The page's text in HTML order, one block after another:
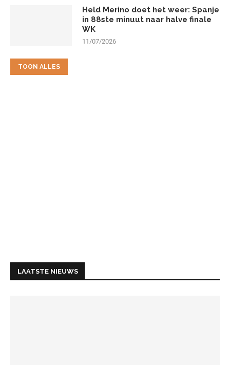
Held Merino doet het weer: Spanje
in 88ste minuut naar halve finale
WK
11/07/2026
TOON ALLES
LAATSTE NIEUWS